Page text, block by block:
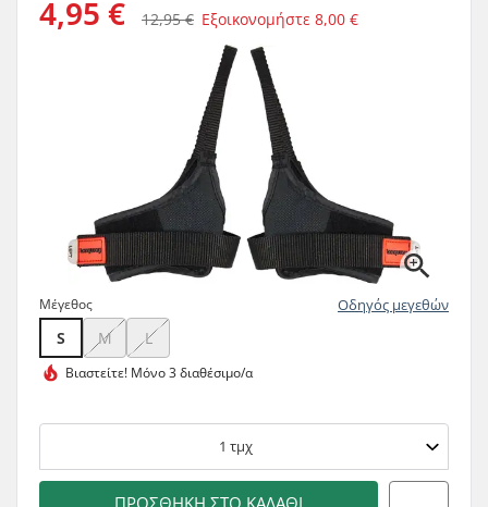
4,95 € 12,95 € Εξοικονομήστε 8,00 €
Μέγεθος Οδηγός μεγεθών
S M L
Βιαστείτε! Μόνο 3 διαθέσιμο/α
1 τμχ